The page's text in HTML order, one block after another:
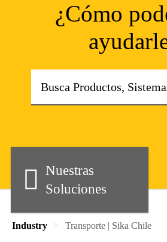
¿Cómo
Nuestras
Soluciones
Industry Transporte | Sika Chile